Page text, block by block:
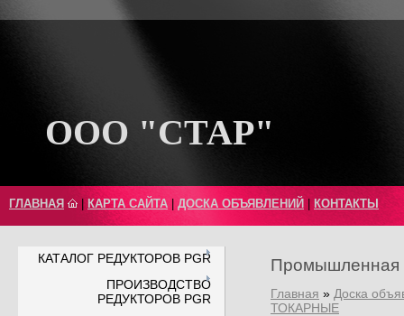
ООО "СТАР"
ГЛАВНАЯ КАРТА САЙТА ДОСКА ОБЪЯВЛЕНИЙ КОНТАКТЫ
КАТАЛОГ РЕДУКТОРОВ PGR
ПРОИЗВОДСТВО
РЕДУКТОРОВ PGR
Промышленная
Главная » Доска
ТОКАРНЫЕ